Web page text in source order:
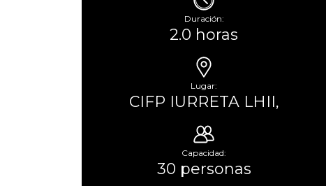
Duración:
2.0 horas
Lugar:
CIFP IURRETA LHII,
Capacidad:
30 personas